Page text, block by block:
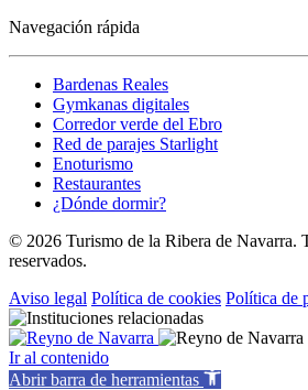
Navegación rápida
Bardenas Reales
Gymkanas digitales
Corredor verde del Ebro
Red de parajes Starlight
Enoturismo
Restaurantes
¿Dónde dormir?
© 2026 Turismo de la Ribera de Navarra.
reservados.
Aviso legal Política de cookies Política de
Ir al contenido
Abrir barra de herramientas